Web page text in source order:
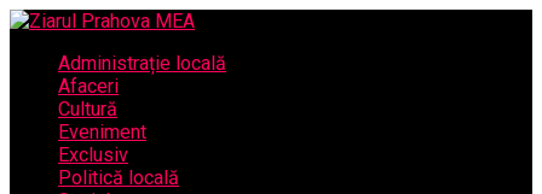
Administrație locală
Afaceri
Cultură
Eveniment
Exclusiv
Politică locală